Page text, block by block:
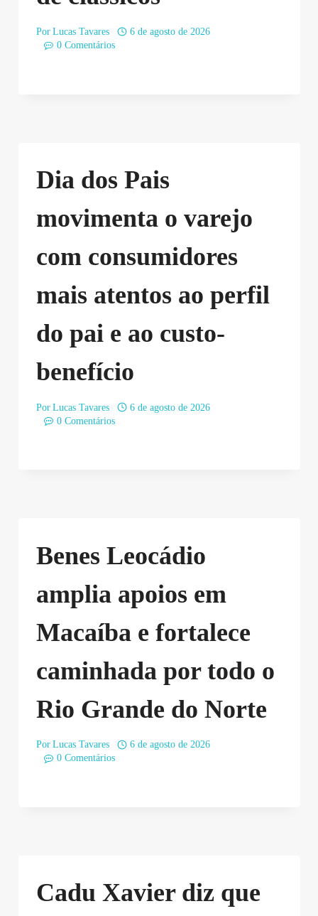
Por Lucas Tavares
6 de agosto de 2026
0 Comentários
Dia dos Pais
movimenta o varejo
com consumidores
mais atentos ao perfil
do pai e ao custo-
benefício
Por Lucas Tavares
6 de agosto de 2026
0 Comentários
Benes Leocádio
amplia apoios em
Macaíba e fortalece
caminhada por todo o
Rio Grande do Norte
Por Lucas Tavares
6 de agosto de 2026
0 Comentários
Cadu Xavier diz que